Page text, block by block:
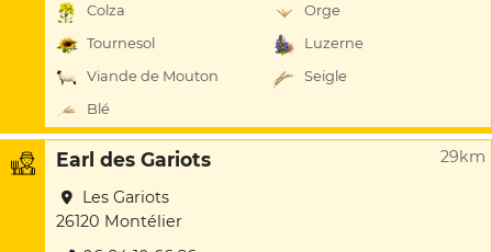
Colza
Orge
Tournesol
Luzerne
Viande de Mouton
Seigle
Blé
Earl des Gariots 29km
Les Gariots
26120 Montélier